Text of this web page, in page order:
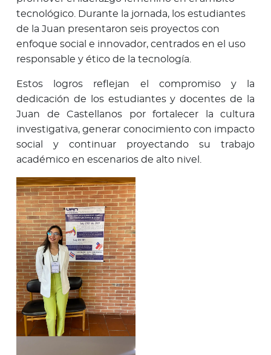
tecnológico. Durante la jornada, los estudiantes
de la Juan presentaron seis proyectos con
enfoque social e innovador, centrados en el uso
responsable y ético de la tecnología.
Estos logros reflejan el compromiso y la
dedicación de los estudiantes y docentes de la
Juan de Castellanos por fortalecer la cultura
investigativa, generar conocimiento con impacto
social y continuar proyectando su trabajo
académico en escenarios de alto nivel.